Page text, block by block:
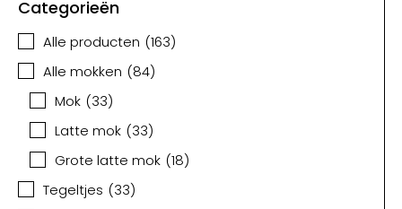
Categorieën
Alle producten (163)
Alle mokken (84)
Mok (33)
Latte mok (33)
Grote latte mok (18)
Tegeltjes (33)